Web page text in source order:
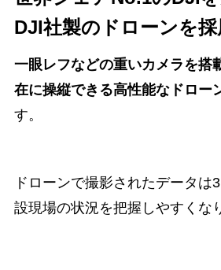
DJI社製のドローンを採
一眼レフなどの重いカメラを搭
在に操縦できる高性能なドロー
す。
ドローンで撮影されたデータは
設現場の状況を把握しやすくな